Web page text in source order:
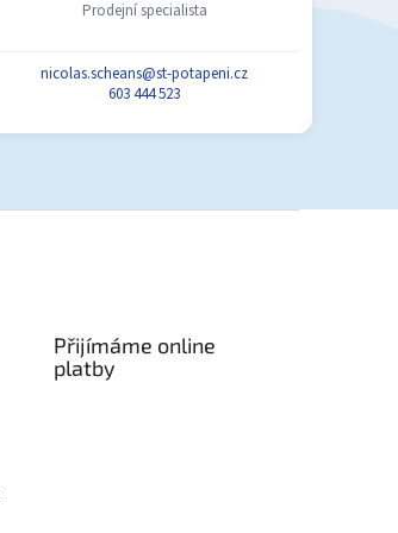
Prodejní specialista
nicolas.scheans@st-potapeni.cz
603 444 523
Přijímáme online
platby